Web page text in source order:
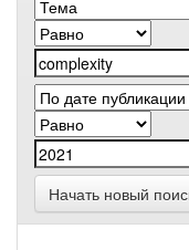
Начать новый